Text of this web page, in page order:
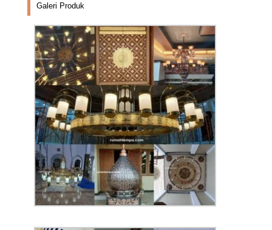
Galeri Produk